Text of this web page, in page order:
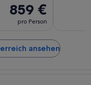
859 €
pro Person
ansehen